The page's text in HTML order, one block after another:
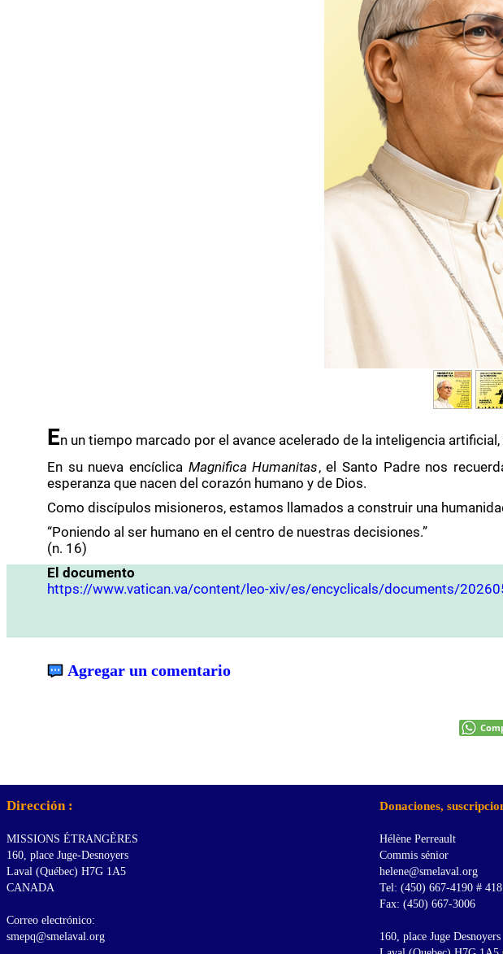
En un tiempo marcado por el avance acelerado de la inteligencia
En su nueva encíclica Magnifica Humanitas, el Santo Padre nos
esperanza que nacen del corazón humano y de Dios.
Como discípulos misioneros, estamos llamados a construir una
“Poniendo al ser humano en el centro de nuestras decisiones.”
(n. 16)
El documento
https://www.vatican.va/content/leo-xiv/es/encyclicals/documents/
Agregar un comentario
Dirección :
MISSIONS ÉTRANGÈRES
160, place Juge-Desnoyers
Laval (Québec) H7G 1A5
CANADA
Correo electrónico:
smepq@smelaval.org
Donaciones,
Hélène Perreault
Commis sénior
helene@smelaval.org
Tel: (450) 667-4190 # 418
Fax: (450) 667-3006
160, place Juge Desnoyers